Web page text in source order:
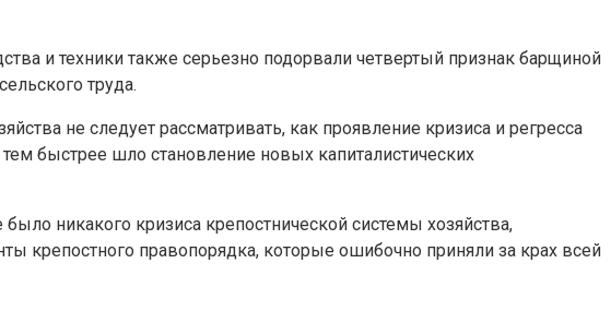
и техники также серьезно подорвали четвертый признак барщиной
труда.
не следует рассматривать, как проявление кризиса и регресса
быстрее шло становление новых капиталистических
никакого кризиса крепостнической системы хозяйства,
крепостного правопорядка, которые ошибочно приняли за крах всей